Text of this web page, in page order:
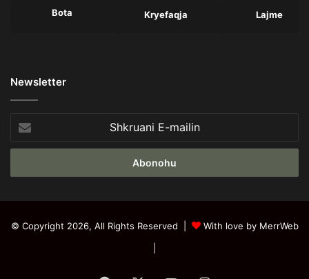
Bota Kryefaqja Lajme
Newsletter
E-
mailin
© Copyright 2026, All Rights Reserved |
With love by MerrWeb